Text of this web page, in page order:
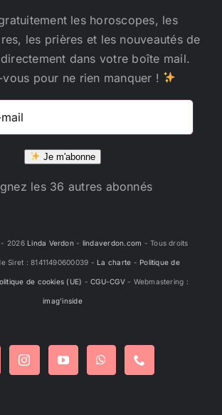
les horoscopes, les
les prières et les nouveautés de
dans votre boîte mail.
pour ne rien manquer !
Je m'abonne
les 36 autres abonnés
2026 Linda Verdon- lindaverdon.com - Tous droits
Siret : 81411490600039 - La charte - Politique de
de cookies (UE) -CGU-CGV- Webmastering :
imag'inside